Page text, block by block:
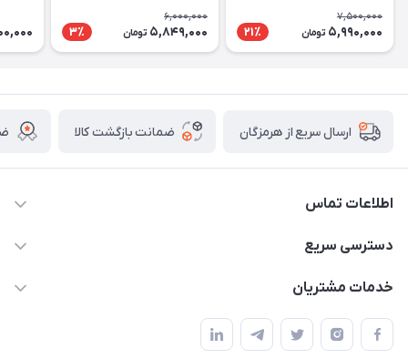
Intelligent 2-in-1
7,500,000
5,990,000 تومان 21٪
6,000,000
5,849,000 تومان 3٪
ارسال سریع از هرمزگان ضمانت بازگشت کالا
اطلاعات تماس
09170079505
دسترسی سریع
حساب کاربری
لیست محصولات
خدمات مشتریان
قوانین و مقررات
حریم خصوصی